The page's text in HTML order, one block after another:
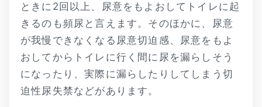
ときに2回以上、尿意をもよおしてトイレに起
きるのも頻尿と言えます。そのほかに、尿意
が我慢できなくなる尿意切迫感、尿意をもよ
おしてからトイレに行く間に尿を漏らしそう
になったり、実際に漏らしたりしてしまう切
迫性尿失禁などがあります。